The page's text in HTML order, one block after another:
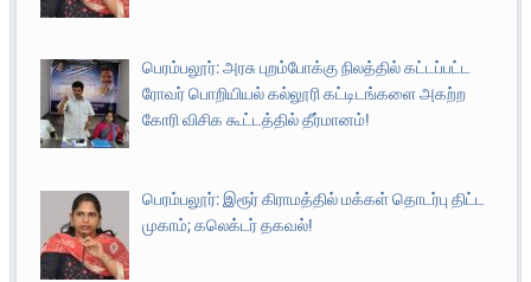
பெரம்பலூர்: அரசு புறம்போக்கு நிலத்தில் கட்டப்பட்ட
ரோவர் பொறியியல் கல்லூரி கட்டிடங்களை அகற்ற
கோரி விசிக கூட்டத்தில் தீர்மானம்!
பெரம்பலூர்: இரூர் கிராமத்தில் மக்கள் தொடர்பு திட்ட
முகாம்; கலெக்டர் தகவல்!